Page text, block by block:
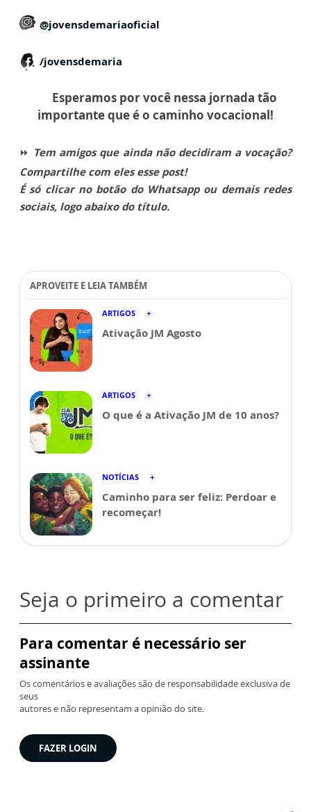
@jovensdemariaoficial
/jovensdemaria
Esperamos por você nessa jornada tão
importante que é o caminho vocacional!
⏩ Tem amigos que ainda não decidiram a vocação?
Compartilhe com eles esse post!
É só clicar no botão do Whatsapp ou demais redes
sociais, logo abaixo do título.
APROVEITE E LEIA TAMBÉM
ARTIGOS
Ativação JM Agosto
ARTIGOS
O que é a Ativação JM de 10 anos?
NOTÍCIAS
Caminho para ser feliz: Perdoar e
recomeçar!
Seja o primeiro a comentar
Para comentar é necessário ser
assinante
Os comentários e avaliações são de responsabilidade exclusiva de
seus
autores e não representam a opinião do site.
FAZER LOGIN